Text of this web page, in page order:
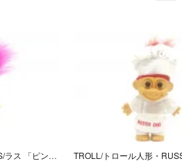
TROLL/トロール人形・RUSS/ラス 「ピンク/Ｍ/花柄ワンピース」